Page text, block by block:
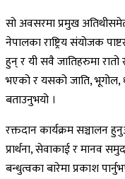
सो अवसरमा प्रमुख
नेपालका राष्ट्रिय संयोजक
हुन् र यी सवै जातिहरुमा
भएको र यसको जाति, भूगोल,
बताउनुभयो ।
रक्तदान कार्यक्रम सञ्चालन
प्रार्थना, सेवाकाई र मानव
बन्धुत्वका बारेमा प्रकाश